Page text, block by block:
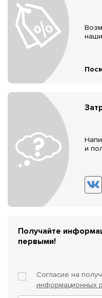
и
Получайте
первыми!
Согласие на
информационных